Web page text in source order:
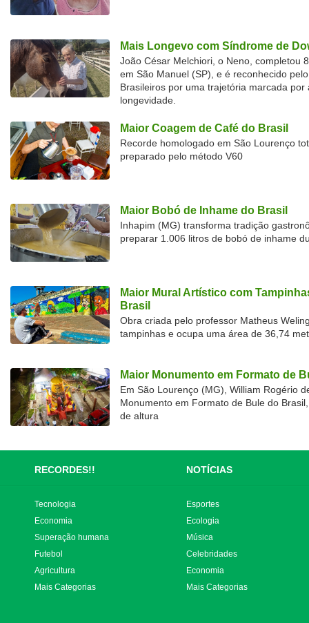
Mais Longevo com Síndrome de
João César Melchiori, o Neno, completou
em São Manuel (SP), e é reconhecido
Brasileiros por uma trajetória marcada por
longevidade.
Maior Coagem de Café do Brasil
Recorde homologado em São Lourenço
preparado pelo método V60
Maior Bobó de Inhame do Brasil
Inhapim (MG) transforma tradição
preparar 1.006 litros de bobó de inhame
Maior Mural Artístico com
Brasil
Obra criada pelo professor Matheus
tampinhas e ocupa uma área de 36,74
Maior Monumento em Formato de
Em São Lourenço (MG), William Rogério
Monumento em Formato de Bule do
de altura
RECORDES!! NOTÍCIAS
Tecnologia
Economia
Superação humana
Futebol
Agricultura
Mais Categorias
Esportes
Ecologia
Música
Celebridades
Economia
Mais Categorias